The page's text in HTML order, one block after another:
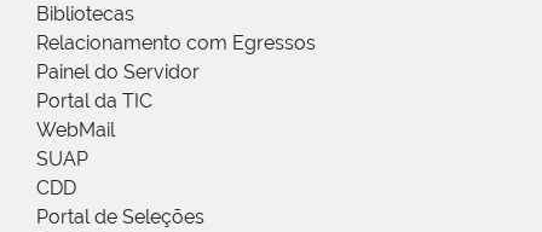
Bibliotecas
Relacionamento com Egressos
Painel do Servidor
Portal da TIC
WebMail
SUAP
CDD
Portal de Seleções